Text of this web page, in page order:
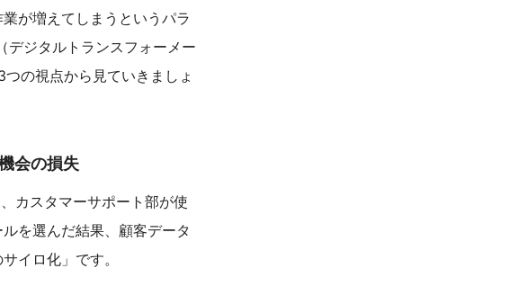
が増えてしまうというパラ
デジタルトランスフォーメー
の視点から見ていきましょ
会の損失
カスタマーサポート部が使
を選んだ結果、顧客データ
イロ化」です。